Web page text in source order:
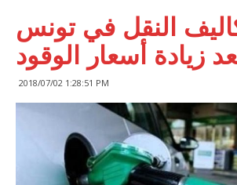
النقل في تونس
زيادة أسعار الوقود
2018/07/02 1:28:51 PM